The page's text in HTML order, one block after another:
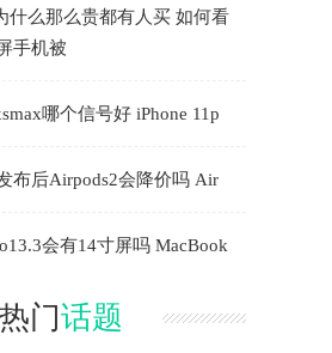
什么那么贵都有人买 如何看
手机被
哪个信号好 iPhone 11p
布后Airpods2会降价吗 Air
会有14寸屏吗 MacBook
热门话题